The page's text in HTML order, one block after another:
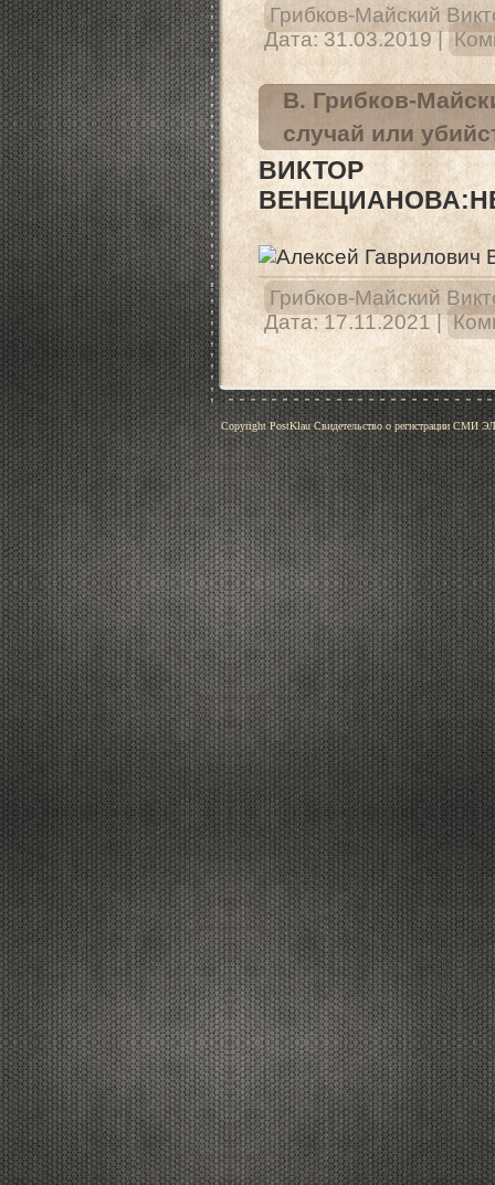
Грибков-Майский
Дата: 31.03.2019 |
В. Грибков-
случай или
ВИКТОР
Грибков-Майский
Дата: 17.11.2021 |
Copyright PostKlau Свидетельство о регистрации СМИ